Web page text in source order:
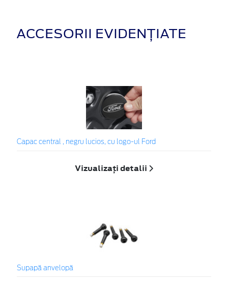
ACCESORII EVIDENȚIATE
Capac central , negru lucios, cu logo-ul Ford
Vizualizați detalii
Supapă anvelopă